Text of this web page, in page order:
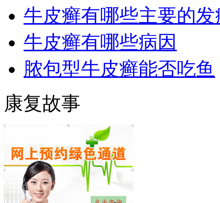
牛皮癣有哪些主要的
牛皮癣有哪些病因
脓包型牛皮癣能否吃鱼
康复故事